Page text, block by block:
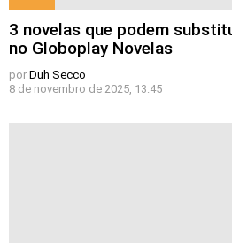
3 novelas que podem
no Globoplay Novelas
por Duh Secco
8 de novembro de 2025, 13:45